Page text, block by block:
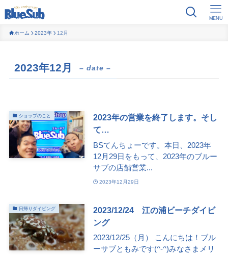
MENU
ホーム 2023年 12月
2023年12月 – date –
ショップのこと
2023年の営業を終了します。そし
て…
BSてんちょーです。本日、2023年
12月29日をもって、2023年のブルー
サブの店舗営業...
2023年12月29日
日帰りダイビング
2023/12/24 江の浦ビーチダイビ
ング
2023/12/25（月） こんにちは！ブル
ーサブともみです(^-^)みなさまメリ